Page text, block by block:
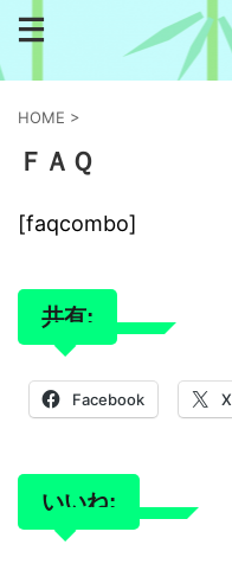
HOME >
ＦＡＱ
[faqcombo]
共有:
Facebook X
いいね: